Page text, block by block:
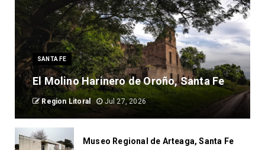
SANTA FE
El Molino Harinero de Oroño, Santa Fe
Region Litoral Jul 27, 2026
Museo Regional de Arteaga, Santa Fe